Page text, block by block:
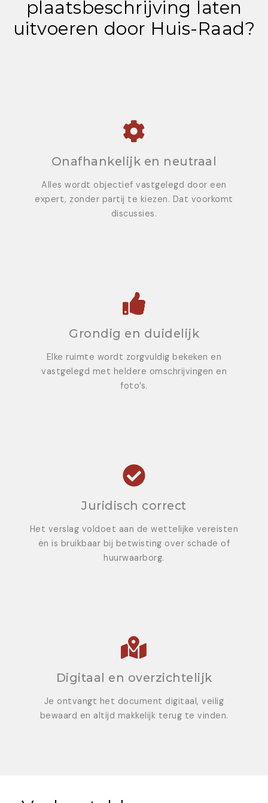
plaatsbeschrijving laten
uitvoeren door Huis-Raad?
Onafhankelijk en neutraal
Alles wordt objectief vastgelegd door een
expert, zonder partij te kiezen. Dat voorkomt
discussies.
Grondig en duidelijk
Elke ruimte wordt zorgvuldig bekeken en
vastgelegd met heldere omschrijvingen en
foto’s.
Juridisch correct
Het verslag voldoet aan de wettelijke vereisten
en is bruikbaar bij betwisting over schade of
huurwaarborg.
Digitaal en overzichtelijk
Je ontvangt het document digitaal, veilig
bewaard en altijd makkelijk terug te vinden.